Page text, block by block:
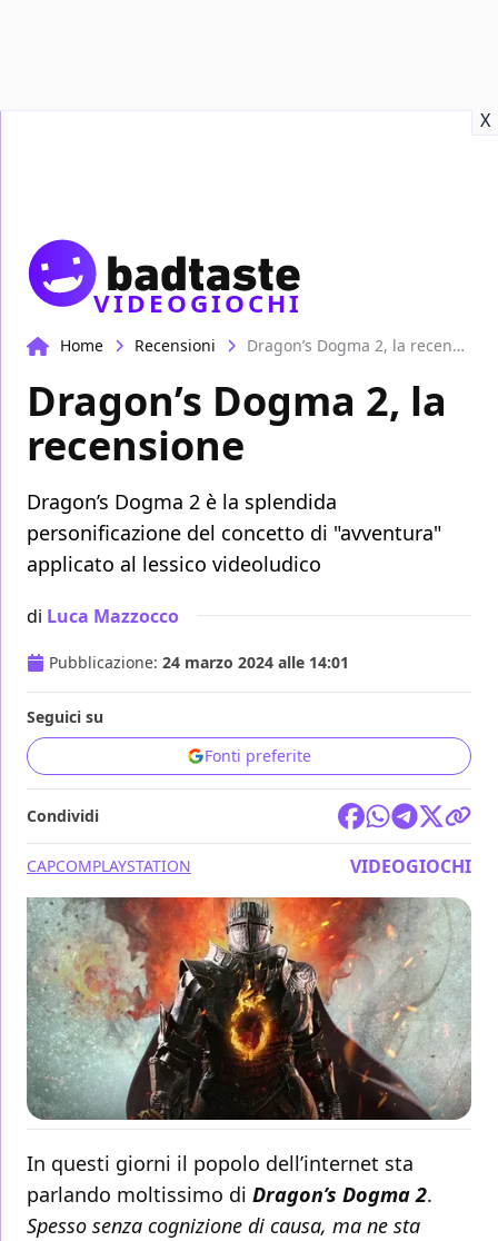
X
VIDEOGIOCHI
Home Recensioni Dragon’s Dogma 2, la recensione
Dragon’s Dogma 2, la
recensione
Dragon’s Dogma 2 è la splendida
personificazione del concetto di "avventura"
applicato al lessico videoludico
di Luca Mazzocco
Pubblicazione: 24 marzo 2024 alle 14:01
Seguici su
Fonti preferite
Condividi
CAPCOMPLAYSTATION VIDEOGIOCHI
In questi giorni il popolo dell’internet sta
parlando moltissimo di Dragon’s Dogma 2.
Spesso senza cognizione di causa, ma ne sta